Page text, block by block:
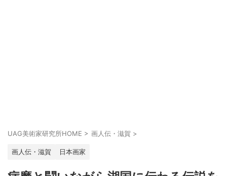
UAG美術家研究所HOME > 画人伝・滋賀 >
画人伝・滋賀 日本画家